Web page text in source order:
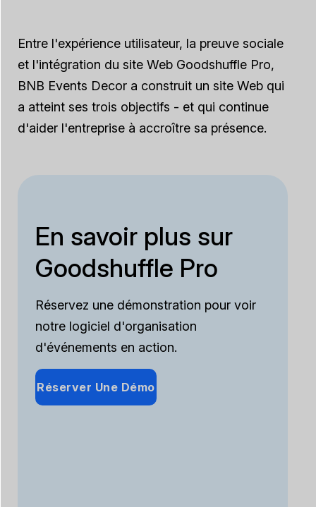
Entre l'expérience utilisateur, la preuve sociale
et l'intégration du site Web Goodshuffle Pro,
BNB Events Decor a construit un site Web qui
a atteint ses trois objectifs - et qui continue
d'aider l'entreprise à accroître sa présence.
En savoir plus sur
Goodshuffle Pro
Réservez une démonstration pour voir
notre logiciel d'organisation
d'événements en action.
Réserver Une Démo